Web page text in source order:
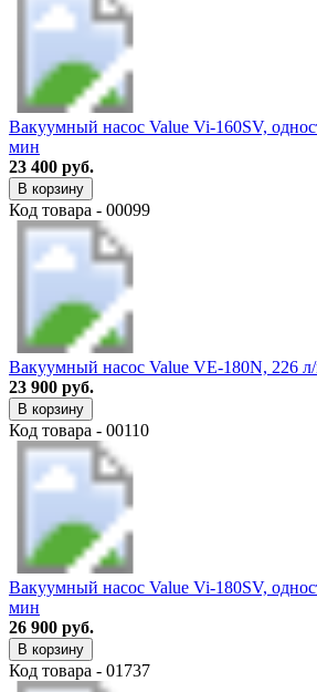
Вакуумный насос Value Vi-160SV,
мин
23 400 руб.
В корзину
Код товара - 00099
Вакуумный насос Value VE-180N, 226
23 900 руб.
В корзину
Код товара - 00110
Вакуумный насос Value Vi-180SV,
мин
26 900 руб.
В корзину
Код товара - 01737